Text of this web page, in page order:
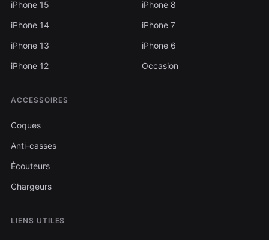
iPhone 15
iPhone 14
iPhone 13
iPhone 12
iPhone 8
iPhone 7
iPhone 6
Occasion
ACCESSOIRES
Coques
Anti-casses
Écouteurs
Chargeurs
LIENS UTILES